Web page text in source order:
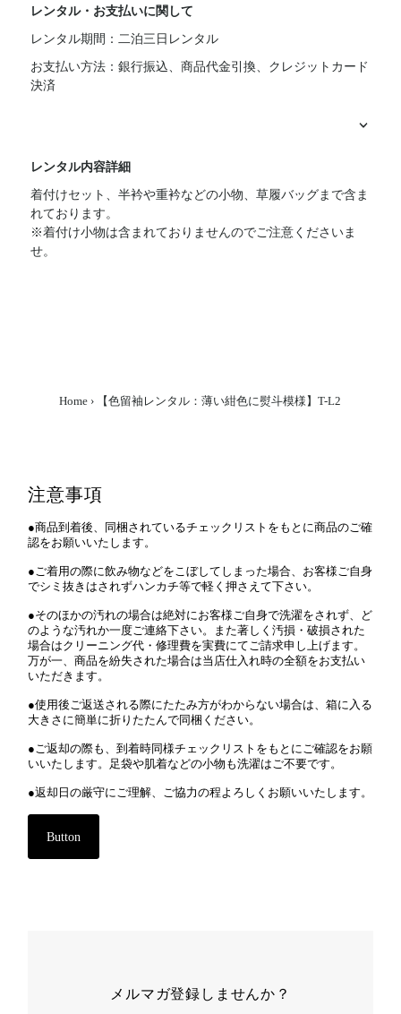
レンタル・お支払いに関して
レンタル期間：二泊三日レンタル
お支払い方法：銀行振込、商品代金引換、クレジットカード
決済
レンタル内容詳細
着付けセット、半衿や重衿などの小物、草履バッグまで含ま
れております。
※着付け小物は含まれておりませんのでご注意くださいま
せ。
Home › 【色留袖レンタル：薄い紺色に熨斗模様】T-L2
注意事項
●商品到着後、同梱されているチェックリストをもとに商品のご確
認をお願いいたします。
●ご着用の際に飲み物などをこぼしてしまった場合、お客様ご自身
でシミ抜きはされずハンカチ等で軽く押さえて下さい。
●そのほかの汚れの場合は絶対にお客様ご自身で洗濯をされず、ど
のような汚れか一度ご連絡下さい。また著しく汚損・破損された
場合はクリーニング代・修理費を実費にてご請求申し上げます。
万が一、商品を紛失された場合は当店仕入れ時の全額をお支払い
いただきます。
●使用後ご返送される際にたたみ方がわからない場合は、箱に入る
大きさに簡単に折りたたんで同梱ください。
●ご返却の際も、到着時同様チェックリストをもとにご確認をお願
いいたします。足袋や肌着などの小物も洗濯はご不要です。
●返却日の厳守にご理解、ご協力の程よろしくお願いいたします。
Button
メルマガ登録しませんか？